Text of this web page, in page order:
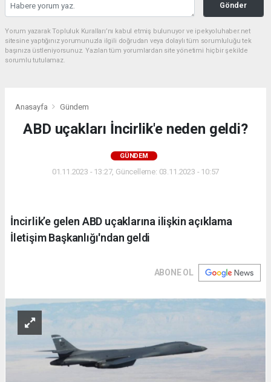
Gönder
Yorum yazarak Topluluk Kuralları’nı kabul etmiş bulunuyor ve ipekyoluhaber.net
sitesine yaptığınız yorumunuzla ilgili doğrudan veya dolaylı tüm sorumluluğu tek
başınıza üstleniyorsunuz. Yazılan tüm yorumlardan site yönetimi hiçbir şekilde
sorumlu tutulamaz.
Anasayfa Gündem
ABD uçakları İncirlik'e neden geldi?
GÜNDEM
01.11.2023 - 13:27, Güncelleme: 03.11.2023 - 10:57
İncirlik’e gelen ABD uçaklarına ilişkin açıklama
İletişim Başkanlığı'ndan geldi
ABONE OL